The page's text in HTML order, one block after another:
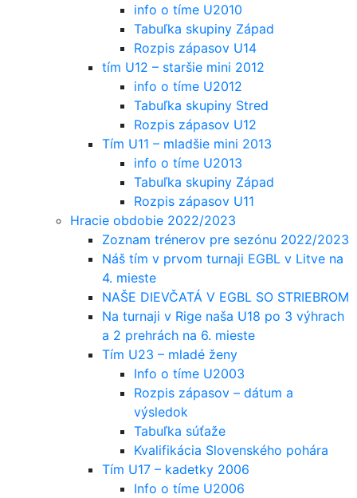
info o tíme U2010
Tabuľka skupiny Západ
Rozpis zápasov U14
tím U12 – staršie mini 2012
info o tíme U2012
Tabuľka skupiny Stred
Rozpis zápasov U12
Tím U11 – mladšie mini 2013
info o tíme U2013
Tabuľka skupiny Západ
Rozpis zápasov U11
Hracie obdobie 2022/2023
Zoznam trénerov pre sezónu 2022/2023
Náš tím v prvom turnaji EGBL v Litve na
4. mieste
NAŠE DIEVČATÁ V EGBL SO STRIEBROM
Na turnaji v Rige naša U18 po 3 výhrach
a 2 prehrách na 6. mieste
Tím U23 – mladé ženy
Info o tíme U2003
Rozpis zápasov – dátum a
výsledok
Tabuľka súťaže
Kvalifikácia Slovenského pohára
Tím U17 – kadetky 2006
Info o tíme U2006